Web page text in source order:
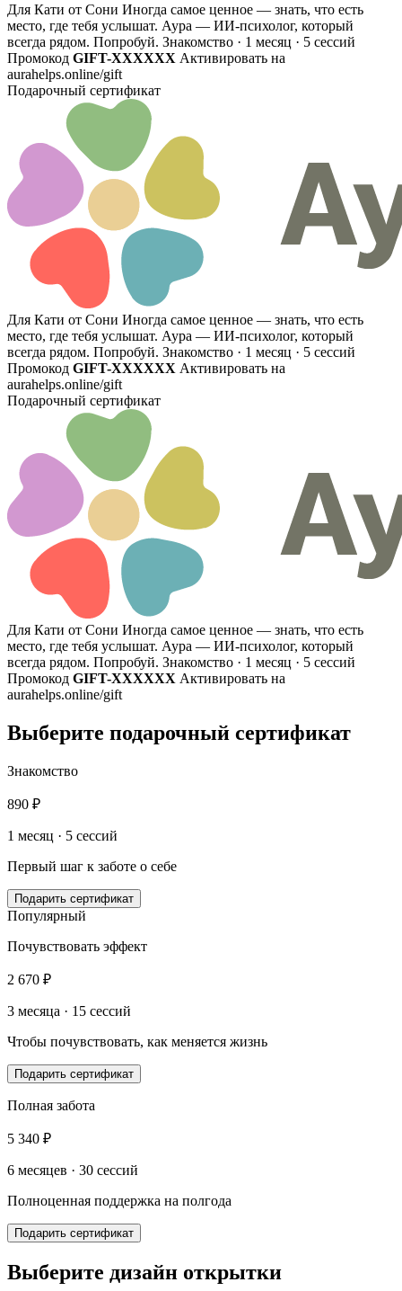
Для Кати от Сони Иногда самое ценное — знать, что есть
место, где тебя услышат. Аура — ИИ-психолог, который
всегда рядом. Попробуй. Знакомство · 1 месяц · 5 сессий
Промокод GIFT-XXXXXX Активировать на
aurahelps.online/gift
Подарочный сертификат
Для Кати от Сони Иногда самое ценное — знать, что есть
место, где тебя услышат. Аура — ИИ-психолог, который
всегда рядом. Попробуй. Знакомство · 1 месяц · 5 сессий
Промокод GIFT-XXXXXX Активировать на
aurahelps.online/gift
Подарочный сертификат
Для Кати от Сони Иногда самое ценное — знать, что есть
место, где тебя услышат. Аура — ИИ-психолог, который
всегда рядом. Попробуй. Знакомство · 1 месяц · 5 сессий
Промокод GIFT-XXXXXX Активировать на
aurahelps.online/gift
Выберите подарочный сертификат
Знакомство
890 ₽
1 месяц · 5 сессий
Первый шаг к заботе о себе
Подарить сертификат
Популярный
Почувствовать эффект
2 670 ₽
3 месяца · 15 сессий
Чтобы почувствовать, как меняется жизнь
Подарить сертификат
Полная забота
5 340 ₽
6 месяцев · 30 сессий
Полноценная поддержка на полгода
Подарить сертификат
Выберите дизайн открытки